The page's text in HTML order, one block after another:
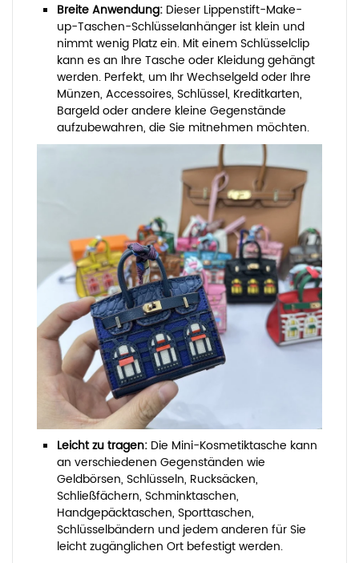
Breite Anwendung: Dieser Lippenstift-Make-
up-Taschen-Schlüsselanhänger ist klein und
nimmt wenig Platz ein. Mit einem Schlüsselclip
kann es an Ihre Tasche oder Kleidung gehängt
werden. Perfekt, um Ihr Wechselgeld oder Ihre
Münzen, Accessoires, Schlüssel, Kreditkarten,
Bargeld oder andere kleine Gegenstände
aufzubewahren, die Sie mitnehmen möchten.
Leicht zu tragen: Die Mini-Kosmetiktasche kann
an verschiedenen Gegenständen wie
Geldbörsen, Schlüsseln, Rucksäcken,
Schließfächern, Schminktaschen,
Handgepäcktaschen, Sporttaschen,
Schlüsselbändern und jedem anderen für Sie
leicht zugänglichen Ort befestigt werden.